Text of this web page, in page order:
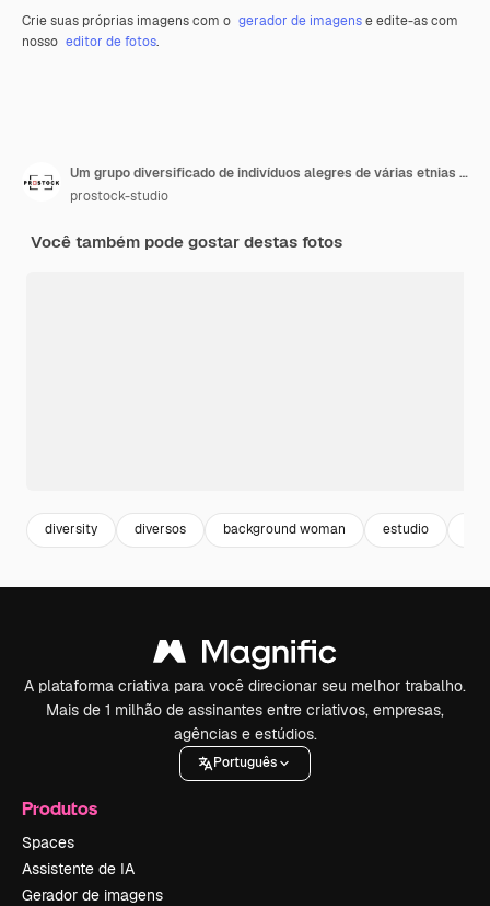
Crie suas próprias imagens com o gerador de imagense edite-as com
nosso editor de fotos.
Um grupo diversificado de indivíduos alegres de várias etnias com sorrisos radiantes
prostock-studio
Você também pode gostar destas fotos
diversity diversos background woman estudio
A plataforma criativa para você direcionar seu melhor trabalho.
Mais de 1 milhão de assinantes entre criativos, empresas,
agências e estúdios.
Português
Produtos
Spaces
Assistente de IA
Gerador de imagens